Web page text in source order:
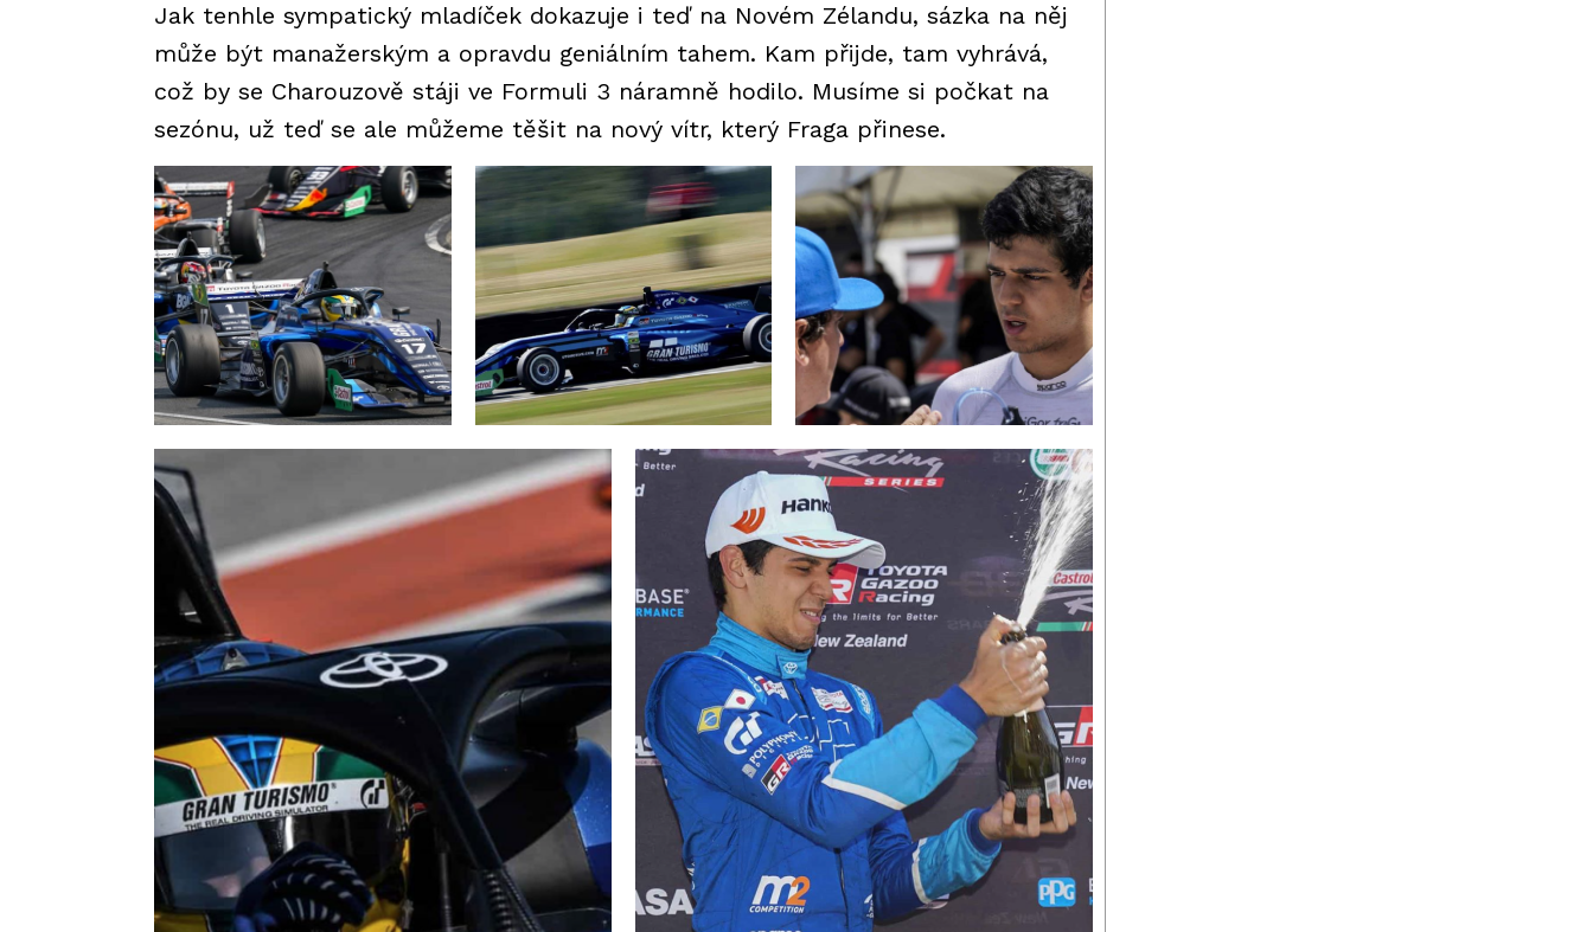
Jak tenhle sympatický mladíček dokazuje i teď na Novém Zélandu, sázka na něj
může být manažerským a opravdu geniálním tahem. Kam přijde, tam vyhrává,
což by se Charouzově stáji ve Formuli 3 náramně hodilo. Musíme si počkat na
sezónu, už teď se ale můžeme těšit na nový vítr, který Fraga přinese.